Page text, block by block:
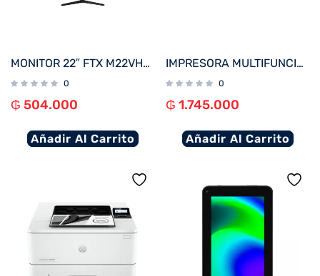
MONITOR 22″ FTX M22VHDBZL FHD VGA/HDMI/75HZ/5MS/BIVOLT C/BISEL
0
₲ 504.000
Añadir Al Carrito
IMPRESORA MULTIFUNCIONAL HP SMART TANK 580 IMP/COP/SCA/USB/WIFI/BT/BIVOLT
0
₲ 1.745.000
Añadir Al Carrito